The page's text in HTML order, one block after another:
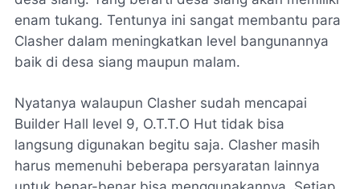
enam tukang. Tentunya ini sangat membantu para
Clasher dalam meningkatkan level bangunannya
baik di desa siang maupun malam.
Nyatanya walaupun Clasher sudah mencapai
Builder Hall level 9, O.T.T.O Hut tidak bisa
langsung digunakan begitu saja. Clasher masih
harus memenuhi beberapa persyaratan lainnya